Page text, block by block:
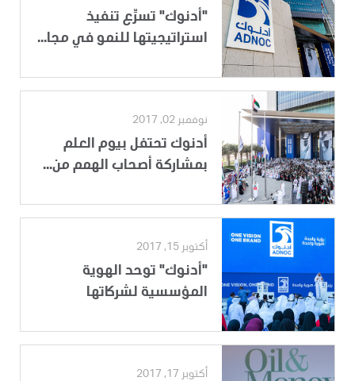
"أدنوك" تسرِّع تنفيذ
استراتيجيتها للنمو في مجا...
نوفمبر 02, 2017
أدنوك تحتفل بيوم العلم
بمشاركة أصحاب الهمم من...
أكتوبر 15, 2017
"أدنوك" توحد الهوية
المؤسسية لشركاتها
أكتوبر 17, 2017